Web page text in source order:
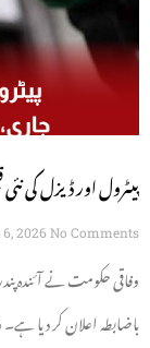
پیٹرول اور ڈیزل کی
2026 No Comments
وفاقی حکومت نے آئندہ
باضابطہ اعلان کر دیا